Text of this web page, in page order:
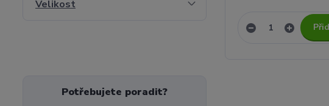
Velikost
Potřebujete poradit?